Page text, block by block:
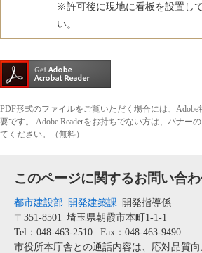
※許可後に現地に看板を設置し
い。
PDF形式のファイルをご覧いただく場合には、Adobe
要です。
Adobe Readerをお持ちでない方は、バナー
てください。（無料）
このページに関するお問い合
都市建設部 開発建築課
開発指導係
〒351-8501 埼玉県朝霞市本町1-1-1
Tel：048-463-2510
Fax：048-463-9490
市役所本庁舎との通話内容は、応対品質